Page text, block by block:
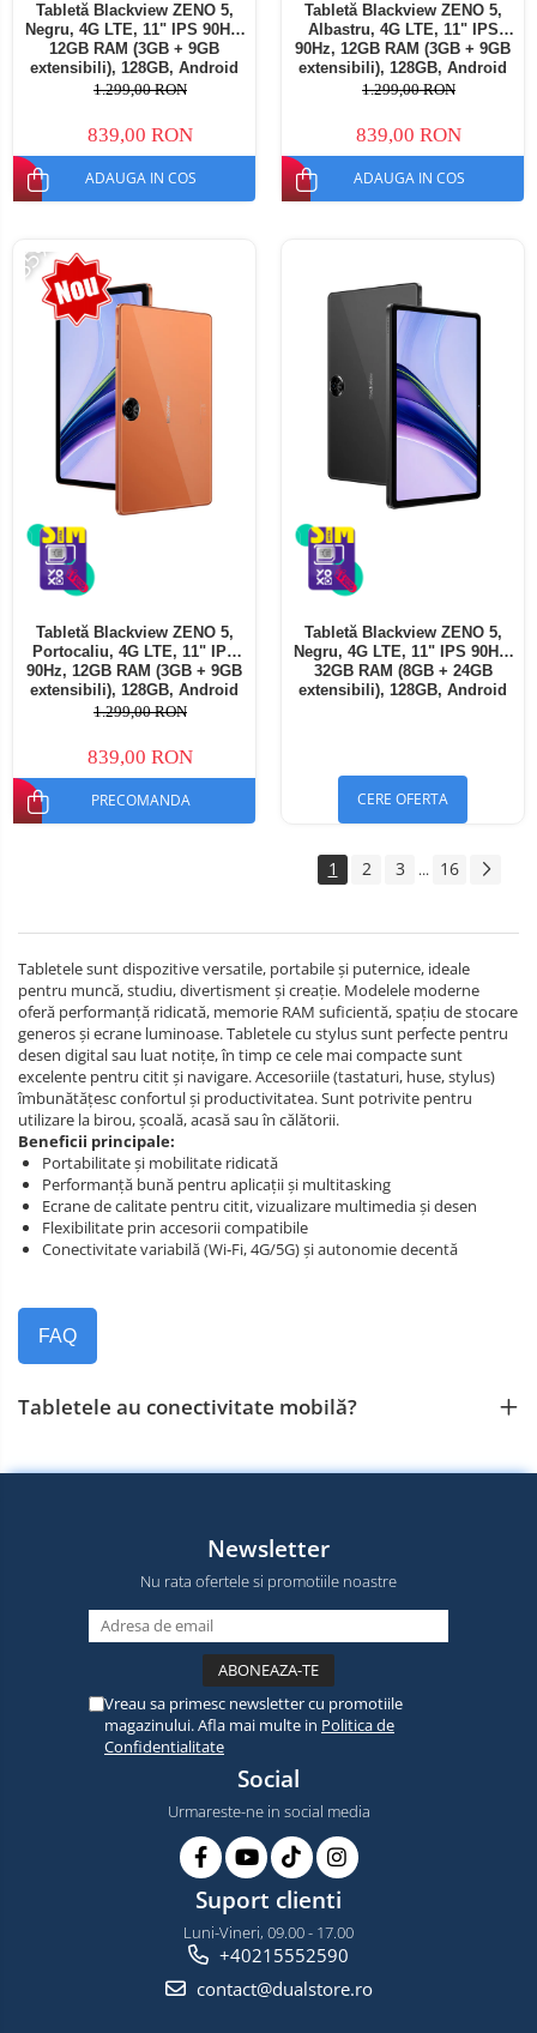
Tabletă Blackview ZENO 5,
Negru, 4G LTE, 11" IPS 90Hz,
12GB RAM (3GB + 9GB
extensibili), 128GB, Android
16, Unisoc T7250, 8300mAh,
SIM
1.299,00 RON
839,00 RON
ADAUGA IN COS
Tabletă Blackview ZENO 5,
Albastru, 4G LTE, 11" IPS
90Hz, 12GB RAM (3GB + 9GB
extensibili), 128GB, Android
16, Unisoc T7250, 8300mAh,
SIM
1.299,00 RON
839,00 RON
ADAUGA IN COS
-35%
Tabletă Blackview ZENO 5,
Portocaliu, 4G LTE, 11" IPS
90Hz, 12GB RAM (3GB + 9GB
extensibili), 128GB, Android
16, Unisoc T7250, 8300mAh,
SIM
1.299,00 RON
839,00 RON
PRECOMANDA
Tabletă Blackview ZENO 5,
Negru, 4G LTE, 11" IPS 90Hz,
32GB RAM (8GB + 24GB
extensibili), 128GB, Android
CERE OFERTA
1 2 3 ... 16
Tabletele sunt dispozitive versatile, portabile și puternice, ideale
pentru muncă, studiu, divertisment și creație. Modelele moderne
oferă performanță ridicată, memorie RAM suficientă, spațiu de stocare
generos și ecrane luminoase. Tabletele cu stylus sunt perfecte pentru
desen digital sau luat notițe, în timp ce cele mai compacte sunt
excelente pentru citit și navigare. Accesoriile (tastaturi, huse, stylus)
îmbunătățesc confortul și productivitatea. Sunt potrivite pentru
utilizare la birou, școală, acasă sau în călătorii.
Beneficii principale:
Portabilitate și mobilitate ridicată
Performanță bună pentru aplicații și multitasking
Ecrane de calitate pentru citit, vizualizare multimedia și desen
Flexibilitate prin accesorii compatibile
Conectivitate variabilă (Wi‑Fi, 4G/5G) și autonomie decentă
FAQ
Tabletele au conectivitate mobilă?
Newsletter
Nu rata ofertele si promotiile noastre
Vreau sa primesc newsletter cu promotiile
magazinului. Afla mai multe in Politica de
Confidentialitate
Social
Urmareste-ne in social media
Suport clienti
Luni-Vineri, 09.00 - 17.00
+40215552590
contact@dualstore.ro